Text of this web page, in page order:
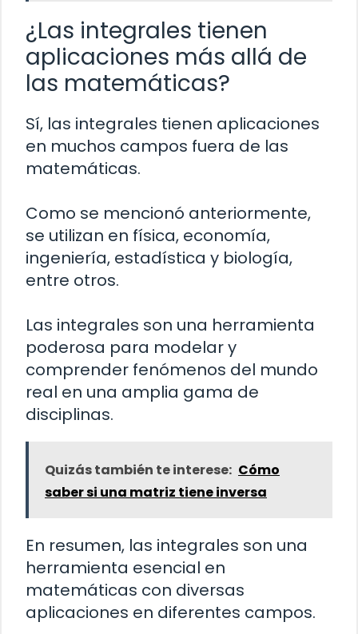
¿Las integrales tienen
aplicaciones más allá de
las matemáticas?
Sí, las integrales tienen aplicaciones
en muchos campos fuera de las
matemáticas.
Como se mencionó anteriormente,
se utilizan en física, economía,
ingeniería, estadística y biología,
entre otros.
Las integrales son una herramienta
poderosa para modelar y
comprender fenómenos del mundo
real en una amplia gama de
disciplinas.
Quizás también te interese: Cómo
saber si una matriz tiene inversa
En resumen, las integrales son una
herramienta esencial en
matemáticas con diversas
aplicaciones en diferentes campos.